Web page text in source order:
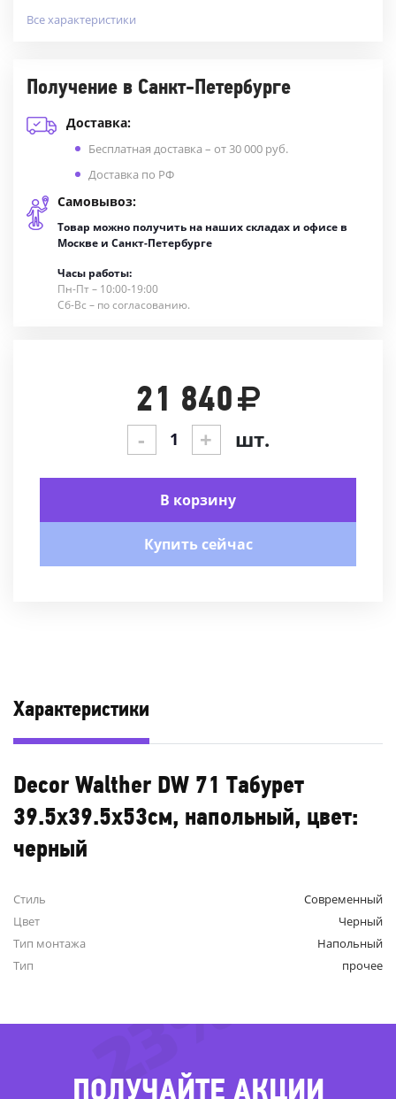
Все характеристики
Получение в Санкт-Петербурге
Доставка:
Бесплатная доставка – от 30 000 руб.
Доставка по РФ
Самовывоз:
Товар можно получить на наших складах и офисе в
Москве и Санкт-Петербурге
Часы работы:
Пн-Пт – 10:00-19:00
Сб-Вс – по согласованию.
21 840
- + шт.
В корзину
Купить сейчас
Характеристики
Decor Walther DW 71 Табурет
39.5x39.5x53см, напольный, цвет:
черный
Стиль
Современный
Цвет
Черный
Тип монтажа
Напольный
Тип
прочее
ПОЛУЧАЙТЕ АКЦИИ
-23%